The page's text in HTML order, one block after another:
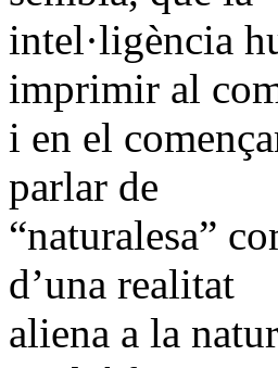
intel·ligència
imprimir al
i en el
parlar de
“naturalesa”
d’una realitat
aliena a la